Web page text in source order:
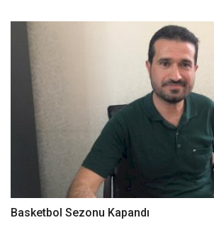
Basketbol Sezonu Kapandı